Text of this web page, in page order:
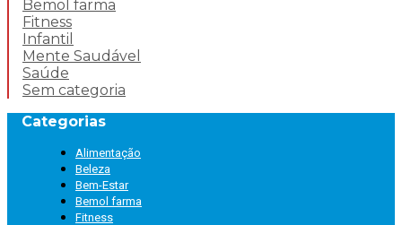
Bemol farma
Fitness
Infantil
Mente Saudável
Saúde
Sem categoria
Categorias
Alimentação
Beleza
Bem-Estar
Bemol farma
Fitness